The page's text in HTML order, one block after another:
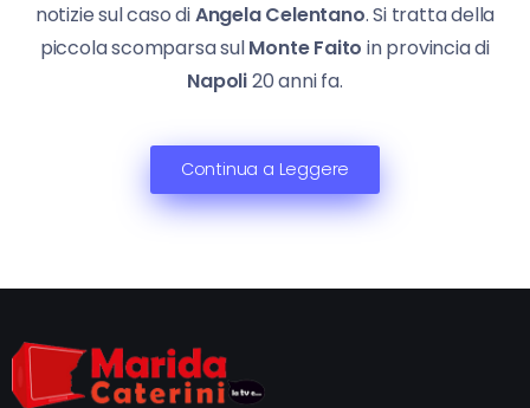
notizie sul caso diAngela Celentano. Si tratta della
piccola scomparsa sulMonte Faito in provincia di
Napoli20 anni fa.
Continua a Leggere